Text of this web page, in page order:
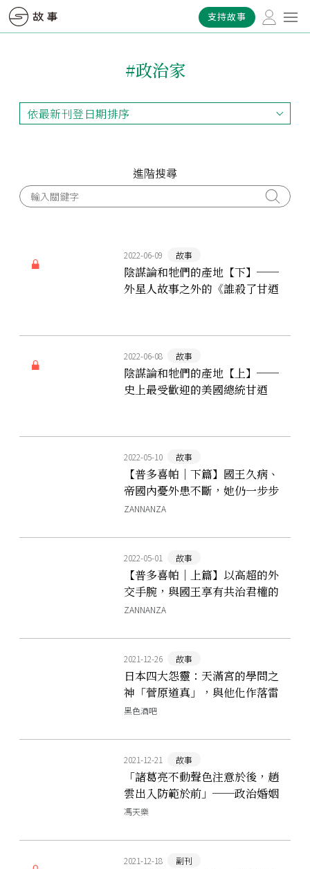
支持故事
#政治家
依最新刊登日期排序
依最新刊登日期排序
進階搜尋
2022-06-09 故事
陰謀論和牠們的產地【下】──
外星人故事之外的《誰殺了甘迺
2022-06-08 故事
陰謀論和牠們的產地【上】──
史上最受歡迎的美國總統甘迺
2022-05-10 故事
【普多喜帕｜下篇】國王久病、
帝國內憂外患不斷，她仍一步步
上位
ZANNANZA
2022-05-01 故事
【普多喜帕｜上篇】以高超的外
交手腕，與國王享有共治君權的
西臺王后
ZANNANZA
2021-12-26 故事
日本四大怨靈：天滿宮的學問之
神「菅原道真」，與他化作落雷
的冤與怨
黑色酒吧
2021-12-21 故事
「諸葛亮不動聲色注意於後，趙
雲出入防範於前」──政治婚姻
中，令蜀漢戒懼的孫夫人
馮天樂
2021-12-18 副刊